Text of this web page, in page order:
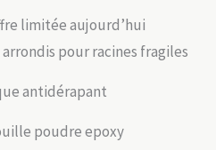
limitée aujourd’hui
pour racines fragiles
antidérapant
poudre epoxy